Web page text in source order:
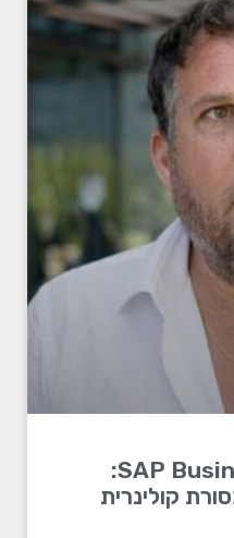
קפולסקי ו- SAP Business One:
קולינרית